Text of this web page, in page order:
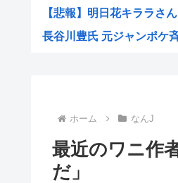
【悲報】明日花キララさ
長谷川豊氏 元ジャンポケ
工場夜勤ぼく「大谷翔平
ワイ「個人居酒屋だ！入
ホーム なんJ
最近のワニ作
だ」